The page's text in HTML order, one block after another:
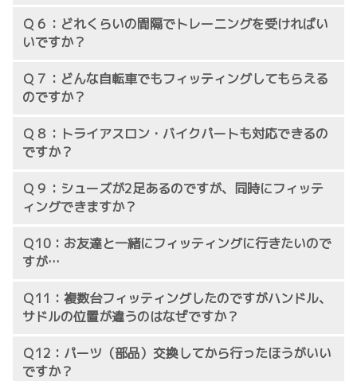
Ｑ６：どれくらいの間隔でトレーニングを受ければい
いですか？
Ｑ７：どんな自転車でもフィッティングしてもらえる
のですか？
Ｑ８：トライアスロン・バイクパートも対応できるの
ですか？
Ｑ９：シューズが2足あるのですが、同時にフィッテ
ィングできますか？
Ｑ10：お友達と一緒にフィッティングに行きたいので
すが…
Ｑ11：複数台フィッティングしたのですがハンドル、
サドルの位置が違うのはなぜですか？
Ｑ12：パーツ（部品）交換してから行ったほうがいい
ですか？